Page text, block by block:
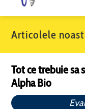
Articolele
Tot ce trebuie sa
Alpha Bio